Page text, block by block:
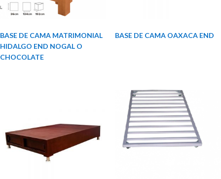
BASE DE CAMA MATRIMONIAL
HIDALGO END NOGAL O
CHOCOLATE
BASE DE CAMA OAXACA END